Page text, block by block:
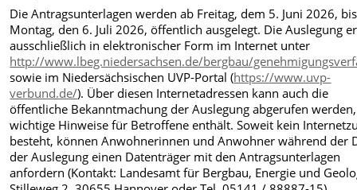
Die Antragsunterlagen werden ab Freitag, dem 5. Juni 2026, bis
Montag, den 6. Juli 2026, öffentlich ausgelegt. Die Auslegung
ausschließlich in elektronischer Form im Internet unter
http://www.lbeg.niedersachsen.de/bergbau/
sowie im Niedersächsischen UVP-Portal (https://www.uvp-
verbund.de/). Über diesen Internetadressen kann auch die
öffentliche Bekanntmachung der Auslegung abgerufen
wichtige Hinweise für Betroffene enthält. Soweit kein
besteht, können Anwohnerinnen und Anwohner während der
der Auslegung einen Datenträger mit den Antragsunterlagen
anfordern (Kontakt: Landesamt für Bergbau, Energie und